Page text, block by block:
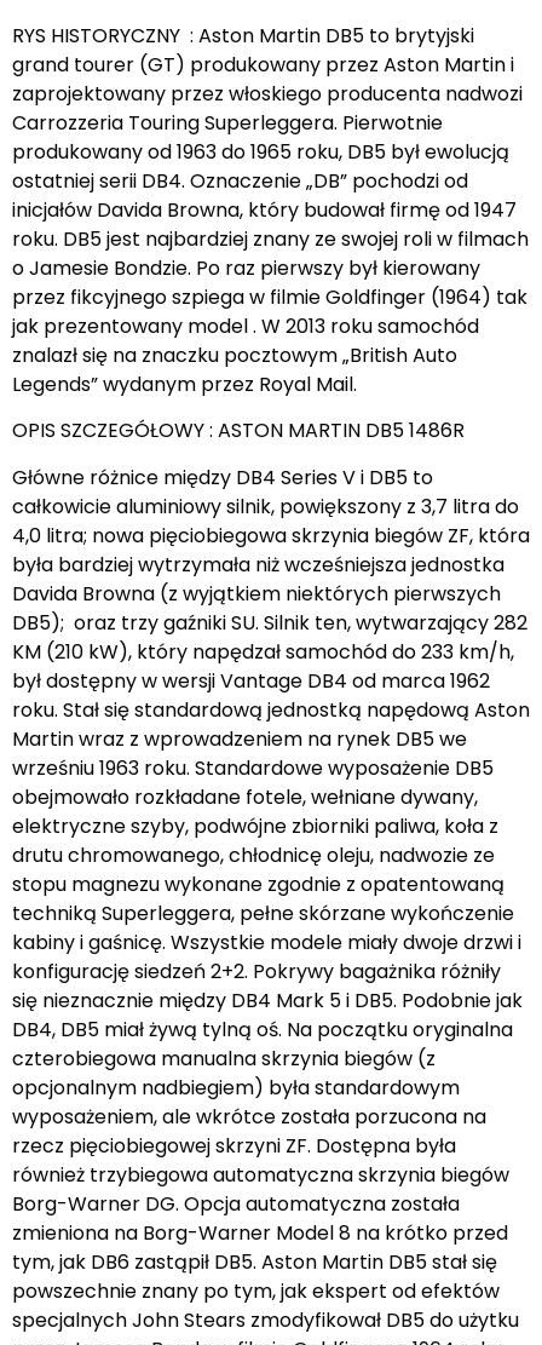
RYS HISTORYCZNY : Aston Martin DB5 to brytyjski
grand tourer (GT) produkowany przez Aston Martin i
zaprojektowany przez włoskiego producenta nadwozi
Carrozzeria Touring Superleggera. Pierwotnie
produkowany od 1963 do 1965 roku, DB5 był ewolucją
ostatniej serii DB4. Oznaczenie „DB” pochodzi od
inicjałów Davida Browna, który budował firmę od 1947
roku. DB5 jest najbardziej znany ze swojej roli w filmach
o Jamesie Bondzie. Po raz pierwszy był kierowany
przez fikcyjnego szpiega w filmie Goldfinger (1964) tak
jak prezentowany model . W 2013 roku samochód
znalazł się na znaczku pocztowym „British Auto
Legends” wydanym przez Royal Mail.
OPIS SZCZEGÓŁOWY : ASTON MARTIN DB5 1486R
Główne różnice między DB4 Series V i DB5 to
całkowicie aluminiowy silnik, powiększony z 3,7 litra do
4,0 litra; nowa pięciobiegowa skrzynia biegów ZF, która
była bardziej wytrzymała niż wcześniejsza jednostka
Davida Browna (z wyjątkiem niektórych pierwszych
DB5); oraz trzy gaźniki SU. Silnik ten, wytwarzający 282
KM (210 kW), który napędzał samochód do 233 km/h,
był dostępny w wersji Vantage DB4 od marca 1962
roku. Stał się standardową jednostką napędową Aston
Martin wraz z wprowadzeniem na rynek DB5 we
wrześniu 1963 roku. Standardowe wyposażenie DB5
obejmowało rozkładane fotele, wełniane dywany,
elektryczne szyby, podwójne zbiorniki paliwa, koła z
drutu chromowanego, chłodnicę oleju, nadwozie ze
stopu magnezu wykonane zgodnie z opatentowaną
techniką Superleggera, pełne skórzane wykończenie
kabiny i gaśnicę. Wszystkie modele miały dwoje drzwi i
konfigurację siedzeń 2+2. Pokrywy bagażnika różniły
się nieznacznie między DB4 Mark 5 i DB5. Podobnie jak
DB4, DB5 miał żywą tylną oś. Na początku oryginalna
czterobiegowa manualna skrzynia biegów (z
opcjonalnym nadbiegiem) była standardowym
wyposażeniem, ale wkrótce została porzucona na
rzecz pięciobiegowej skrzyni ZF. Dostępna była
również trzybiegowa automatyczna skrzynia biegów
Borg-Warner DG. Opcja automatyczna została
zmieniona na Borg-Warner Model 8 na krótko przed
tym, jak DB6 zastąpił DB5. Aston Martin DB5 stał się
powszechnie znany po tym, jak ekspert od efektów
specjalnych John Stears zmodyfikował DB5 do użytku